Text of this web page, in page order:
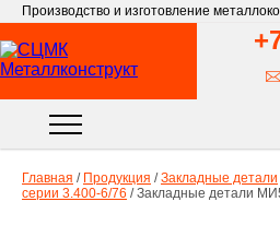
Производство и изготовление
Главная / Продукция / Закладные детали
серии 3.400-6/76 / Закладные детали